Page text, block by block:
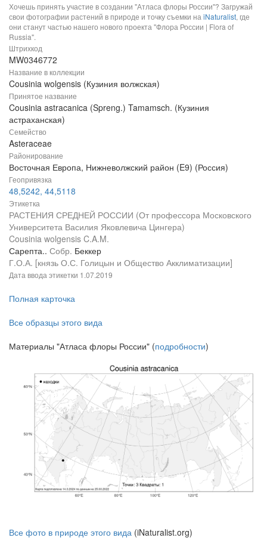
Хочешь принять участие в создании "Атласа флоры России"? Загружай
свои фотографии растений в природе и точку съемки на iNaturalist, где
они станут частью нашего нового проекта "Флора России | Flora of
Russia".
Штрихкод
MW0346772
Название в коллекции
Cousinia wolgensis (Кузиния волжская)
Принятое название
Cousinia astracanica (Spreng.) Tamamsch. (Кузиния
астраханская)
Семейство
Asteraceae
Районирование
Восточная Европа, Нижневолжский район (E9) (Россия)
Геопривязка
48,5242, 44,5118
Этикетка
РАСТЕНИЯ СРЕДНЕЙ РОССИИ (От профессора Московского
Университета Василия Яковлевича Цингера)
Cousinia wolgensis C.A.M.
Сарепта.. Собр. Беккер
Г.О.А. [князь О.С. Голицын и Общество Акклиматизации]
Дата ввода этикетки 1.07.2019
Полная карточка
Все образцы этого вида
Материалы "Атласа флоры России" (подробности)
Все фото в природе этого вида (iNaturalist.org)